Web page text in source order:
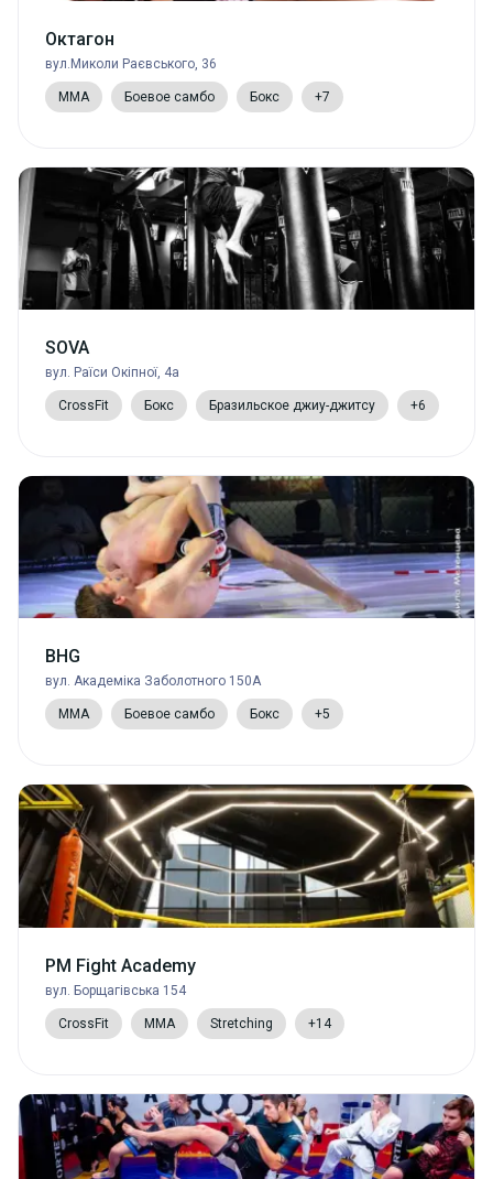
Октагон
вул.Миколи Раєвського, 36
MMA Боевое самбо Бокс +7
SOVA
вул. Раїси Окіпної, 4а
CrossFit Бокс Бразильское джиу-джитсу +6
BHG
вул. Академіка Заболотного 150А
MMA Боевое самбо Бокс +5
PM Fight Academy
вул. Борщагівська 154
CrossFit MMA Stretching +14